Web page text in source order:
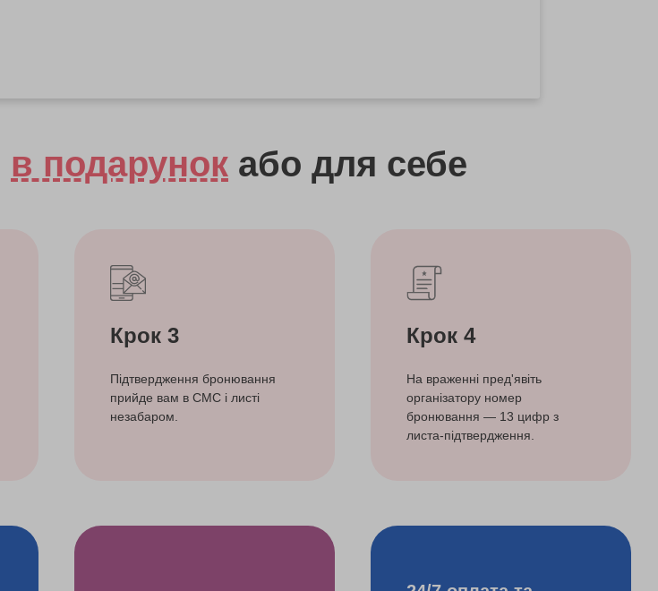
в подарунок або для себе
Крок 3
Підтвердження бронювання
прийде вам в СМС і листі
незабаром.
Крок 4
На враженні пред'явіть
організатору номер
бронювання — 13 цифр з
листа-підтвердження.